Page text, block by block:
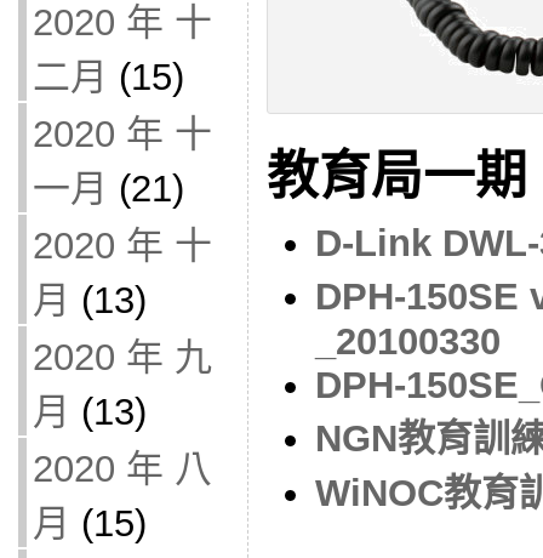
2020 年 十
二月 (15)
2020 年 十
一月 (21)
2020 年 十
月 (13)
2020 年 九
月 (13)
2020 年 八
月 (15)
教育局一
D-Link
DPH-150SE
_20100330
DPH-
NGN教育訓
WiNOC教育